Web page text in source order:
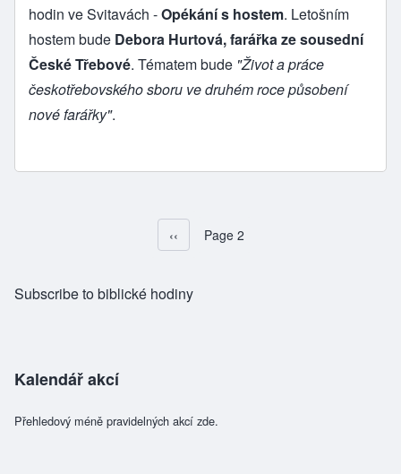
hodin ve Svitavách -Opékání s hostem. Letošním
hostem bude Debora Hurtová, farářka ze sousední
České Třebové. Tématem bude "Život a práce
českotřebovského sboru ve druhém roce působení
nové farářky".
Pagination
Předchozí stránka
‹‹ Page 2
Subscribe to biblické hodiny
Kalendář akcí
Přehledový méně pravidelných akcí zde.